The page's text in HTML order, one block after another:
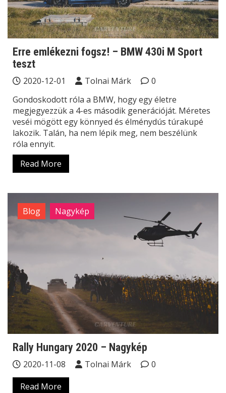
Erre emlékezni fogsz! – BMW 430i M Sport
teszt
2020-12-01 Tolnai Márk
0
Gondoskodott róla a BMW, hogy egy életre
megjegyezzük a 4-es második generációját. Méretes
veséi mögött egy könnyed és élménydús túrakupé
lakozik. Talán, ha nem lépik meg, nem beszélünk
róla ennyit.
Read More
Blog Nagykép
Rally Hungary 2020 – Nagykép
2020-11-08 Tolnai Márk
0
Read More